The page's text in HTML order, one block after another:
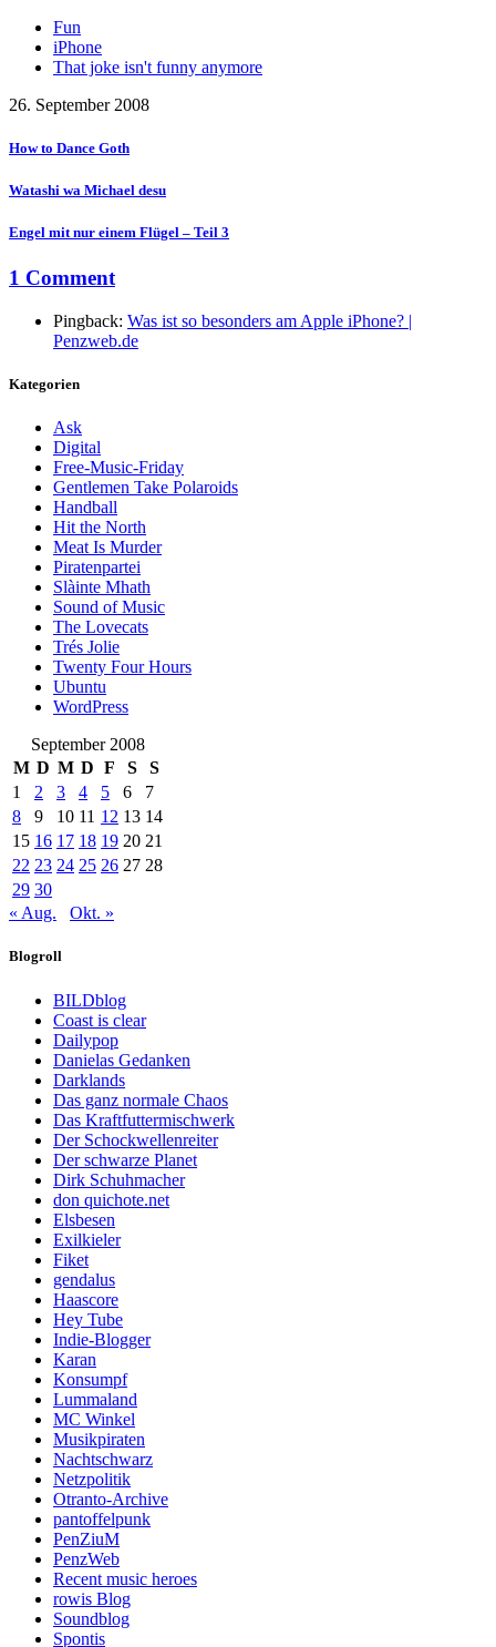
Fun
iPhone
That joke isn't funny anymore
26. September 2008
How to Dance Goth
Watashi wa Michael desu
Engel mit nur einem Flügel – Teil 3
1 Comment
Pingback: Was ist so besonders am Apple iPhone? |
Penzweb.de
Kategorien
Ask
Digital
Free-Music-Friday
Gentlemen Take Polaroids
Handball
Hit the North
Meat Is Murder
Piratenpartei
Slàinte Mhath
Sound of Music
The Lovecats
Trés Jolie
Twenty Four Hours
Ubuntu
WordPress
September 2008
M D M D F S
S
1
2 3 4 5 6
7
8
9 10 11 12 13 14
15 16 17 18 19 20 21
22 23 24 25 26 27 28
29 30
« Aug.
Okt. »
Blogroll
BILDblog
Coast is clear
Dailypop
Danielas Gedanken
Darklands
Das ganz normale Chaos
Das Kraftfuttermischwerk
Der Schockwellenreiter
Der schwarze Planet
Dirk Schuhmacher
don quichote.net
Elsbesen
Exilkieler
Fiket
gendalus
Haascore
Hey Tube
Indie-Blogger
Karan
Konsumpf
Lummaland
MC Winkel
Musikpiraten
Nachtschwarz
Netzpolitik
Otranto-Archive
pantoffelpunk
PenZiuM
PenzWeb
Recent music heroes
rowis Blog
Soundblog
Spontis